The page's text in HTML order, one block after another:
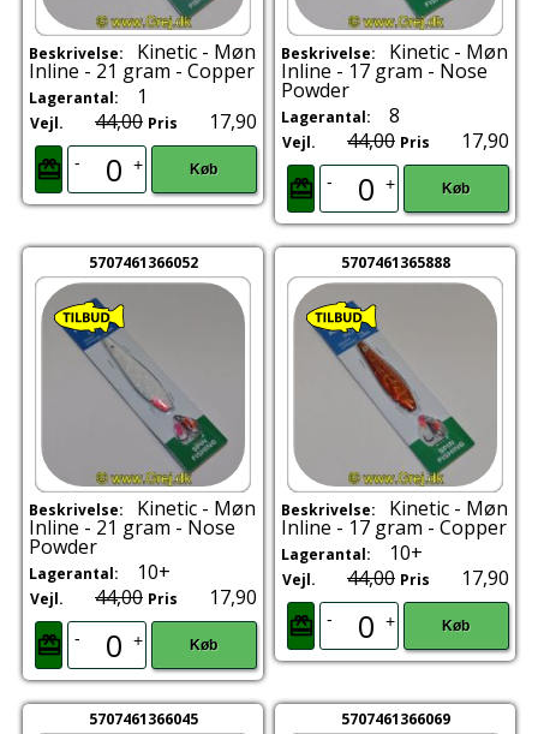
Beskrivelse: Kinetic - Møn
Inline - 21 gram - Copper
Lagerantal: 1
Vejl. 44,00 Pris 17,90
- + Køb
Beskrivelse: Kinetic - Møn
Inline - 17 gram - Nose
Powder
Lagerantal: 8
Vejl. 44,00 Pris 17,90
- + Køb
5707461366052
Beskrivelse: Kinetic - Møn
Inline - 21 gram - Nose
Powder
Lagerantal: 10+
Vejl. 44,00 Pris 17,90
- + Køb
5707461365888
Beskrivelse: Kinetic - Møn
Inline - 17 gram - Copper
Lagerantal: 10+
Vejl. 44,00 Pris 17,90
- + Køb
5707461366045 5707461366069